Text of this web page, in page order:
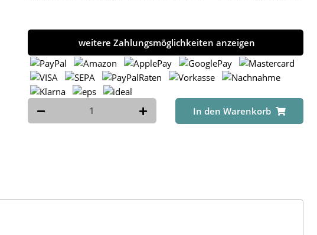
weitere Zahlungsmöglichkeiten anzeigen
In den Warenkorb